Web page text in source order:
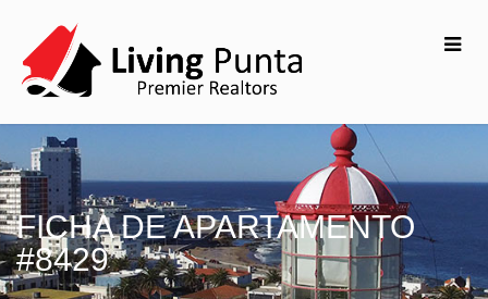
FICHA DE APARTAMENTO
#8429